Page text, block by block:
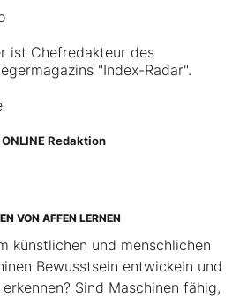
ist Chefredakteur des
"Index-Radar".
ONLINE Redaktion
VON AFFEN LERNEN
künstlichen und menschlichen
Bewusstsein entwickeln und
Sind Maschinen fähig,